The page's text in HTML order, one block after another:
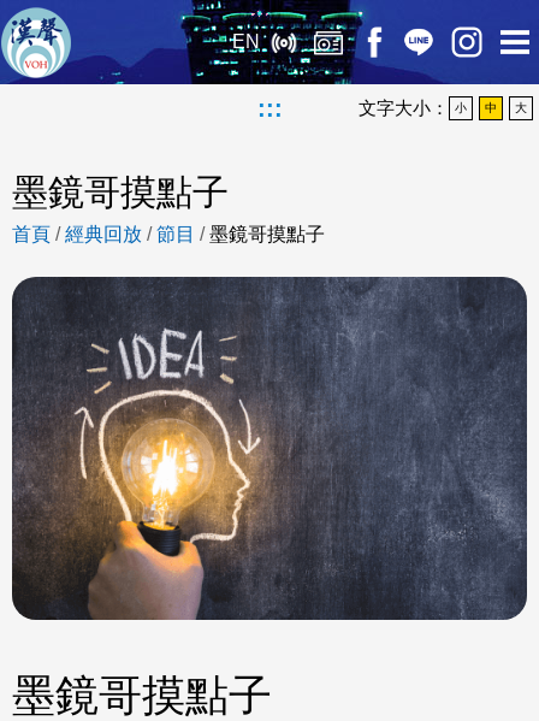
EN
::: 文字大小： 小 中 大
墨鏡哥摸點子
首頁 /經典回放 /節目 /墨鏡哥摸點子
墨鏡哥摸點子